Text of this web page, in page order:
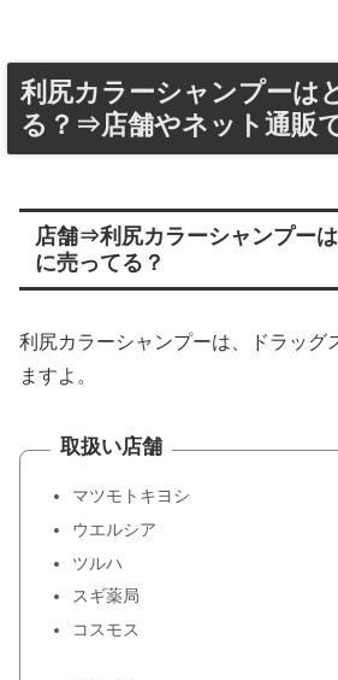
利尻カラーシャンプーは
る？⇒店舗やネット通販
店舗⇒利尻カラーシャンプー
に売ってる？
利尻カラーシャンプーは、ドラッグ
ますよ。
取扱い店舗
マツモトキヨシ
ウエルシア
ツルハ
スギ薬局
コスモス